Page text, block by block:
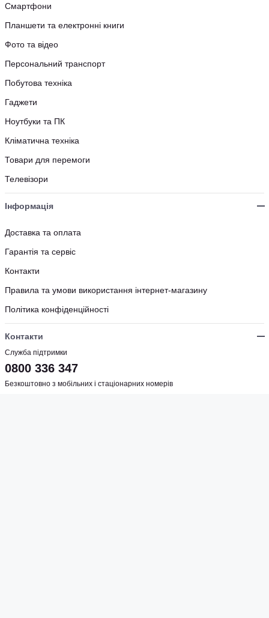
Смартфони
Планшети та електронні книги
Фото та відео
Персональний транспорт
Побутова техніка
Гаджети
Ноутбуки та ПК
Кліматична техніка
Товари для перемоги
Телевізори
Інформація
Доставка та оплата
Гарантія та сервіс
Контакти
Правила та умови використання інтернет-магазину
Політика конфіденційності
Контакти
Служба підтримки
0800 336 347
Безкоштовно з мобільних і стаціонарних номерів